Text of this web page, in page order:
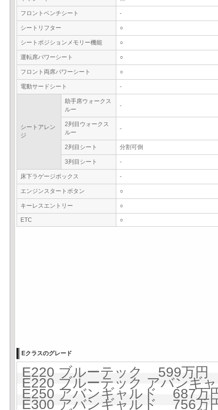
フロントベンチシート -
シートリフター ○
シートポジションメモリー機能 ○
運転席パワーシート ○
フロント両席パワーシート ○
電動サードシート -
シートアレン
ジ
助手席ウォークス
ルー
-
2列目ウォークス
ルー
-
2列目シート 分割可倒
3列目シート -
床下ラゲージボックス -
エンジンスタートボタン ○
キーレスエントリー ○
ETC ○
Eクラスのグレード
E220 ブルーテック 599万円
E220 ブルーテック アバン
E250 アバンギャルド 687万
E300 アバンギャルド 756万